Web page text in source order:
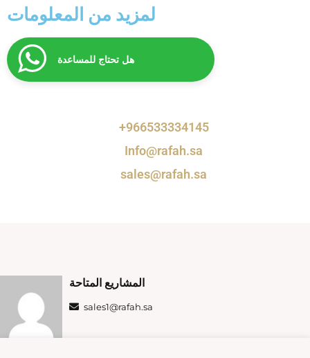
لمزيد من المعلومات
هل تحتاج للمساعدة
+966533334145
Info@rafah.sa
sales@rafah.sa
المشاريع المتاحة
sales1@rafah.sa